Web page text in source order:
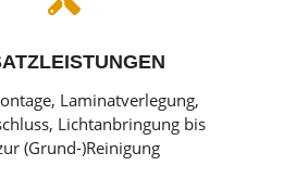
Laminatverlegung,
Lichtanbringung bis
(Grund-)Reinigung